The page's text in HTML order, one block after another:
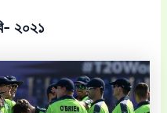
২০২১